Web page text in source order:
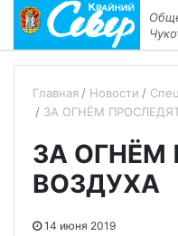
Главная Новости
ЗА ОГНЁМ
ЗА ОГНЁМ
ВОЗДУХА
14 июня 2019